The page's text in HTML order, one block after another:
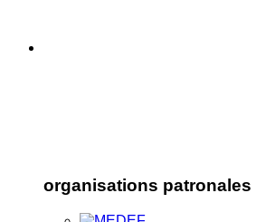
organisations patronales